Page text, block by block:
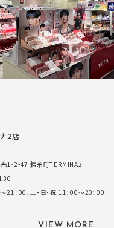
２店
1-2-47 錦糸町TERMINA2
21：00、土・日・祝 11：00～20：00
VIEW MORE